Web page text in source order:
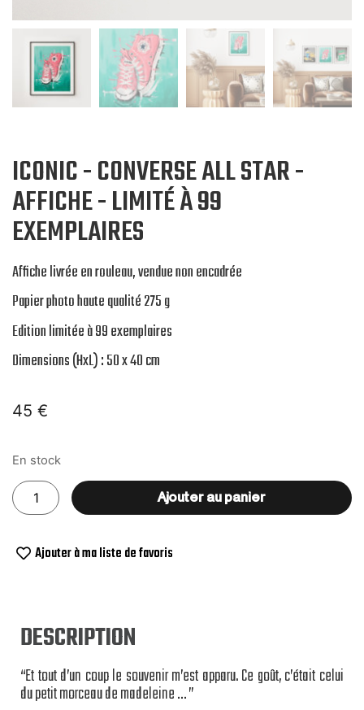
ICONIC - CONVERSE ALL STAR -
AFFICHE - LIMITÉ À 99
EXEMPLAIRES
Affiche livrée en rouleau, vendue non encadrée
Papier photo haute qualité 275 g
Edition limitée à 99 exemplaires
Dimensions (HxL) : 50 x 40 cm
45 €
En stock
Ajouter au panier
Ajouter à ma liste de favoris
DESCRIPTION
“Et tout d’un coup le souvenir m’est apparu. Ce goût, c’était celui
du petit morceau de madeleine … ”